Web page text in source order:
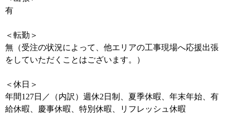
有
＜転勤＞
無（受注の状況によって、他エリアの工事現場へ応援出張
をしていただくことはございます。）
＜休日＞
年間127日／（内訳）週休2日制、夏季休暇、年末年始、有
給休暇、慶事休暇、特別休暇、リフレッシュ休暇